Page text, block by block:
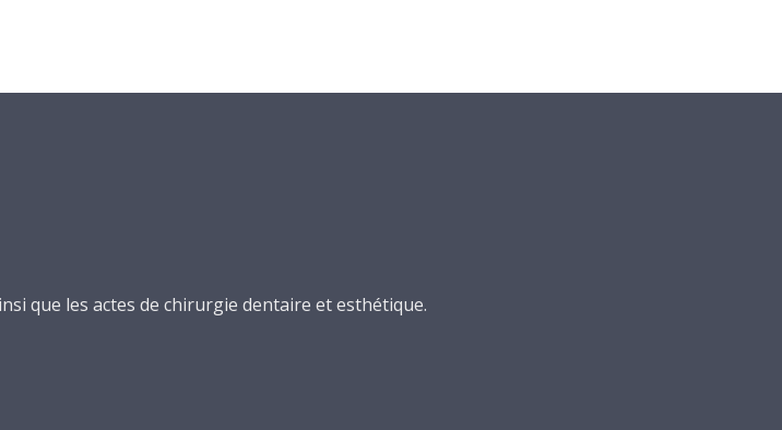
que les actes de chirurgie dentaire et esthétique.